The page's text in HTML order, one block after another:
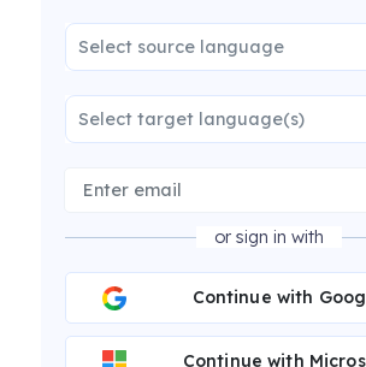
Select source language
Select target language(s)
or sign in with
Continue with
Continue with